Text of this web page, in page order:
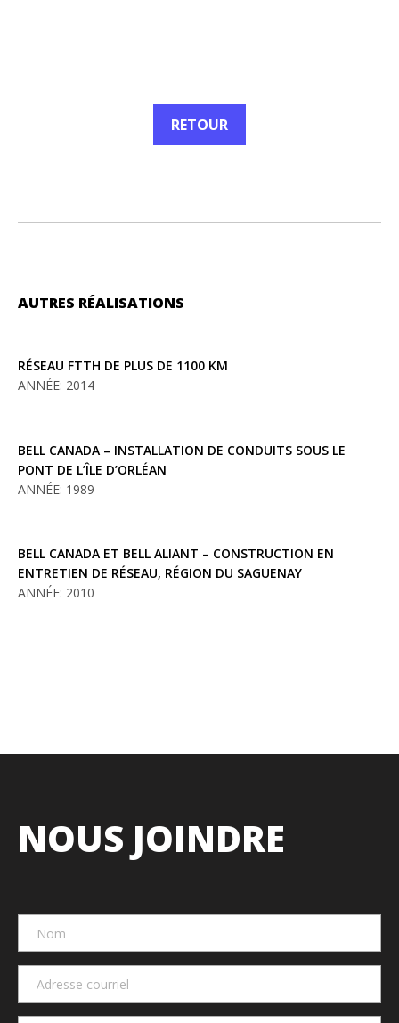
RETOUR
AUTRES RÉALISATIONS
RÉSEAU FTTH DE PLUS DE 1100 KM
ANNÉE: 2014
BELL CANADA – INSTALLATION DE CONDUITS SOUS LE
PONT DE L’ÎLE D’ORLÉAN
ANNÉE: 1989
BELL CANADA ET BELL ALIANT – CONSTRUCTION EN
ENTRETIEN DE RÉSEAU, RÉGION DU SAGUENAY
ANNÉE: 2010
NOUS JOINDRE